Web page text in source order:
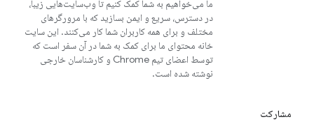
ما می‌خواهیم به شما کمک کنیم تا وب‌سایت‌هایی زیبا،
در دسترس، سریع و ایمن بسازید که با مرورگرهای
مختلف و برای همه کاربران شما کار می‌کنند. این سایت
خانه محتوای ما برای کمک به شما در آن سفر است که
توسط اعضای تیم Chrome و کارشناسان خارجی
نوشته شده است.
مشارکت